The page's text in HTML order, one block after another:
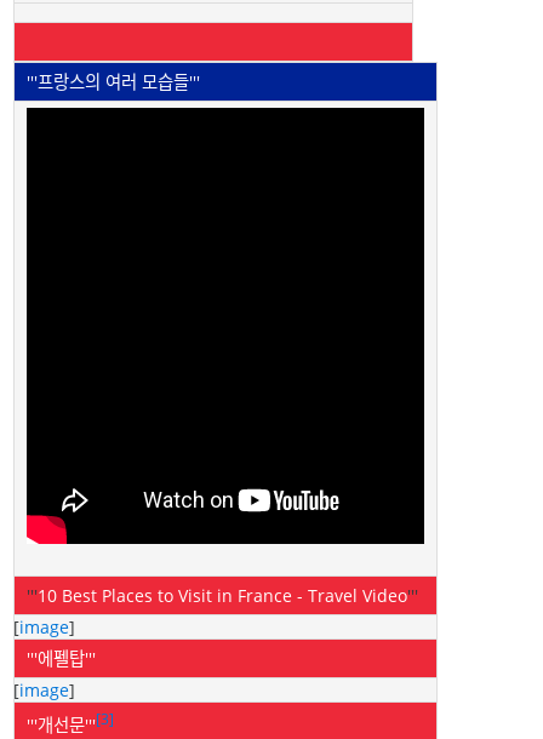
'''프랑스의 여러 모습들'''
'''10 Best Places to Visit in France - Travel Video'''
[image]
'''에펠탑'''
[image]
'''개선문'''[3]